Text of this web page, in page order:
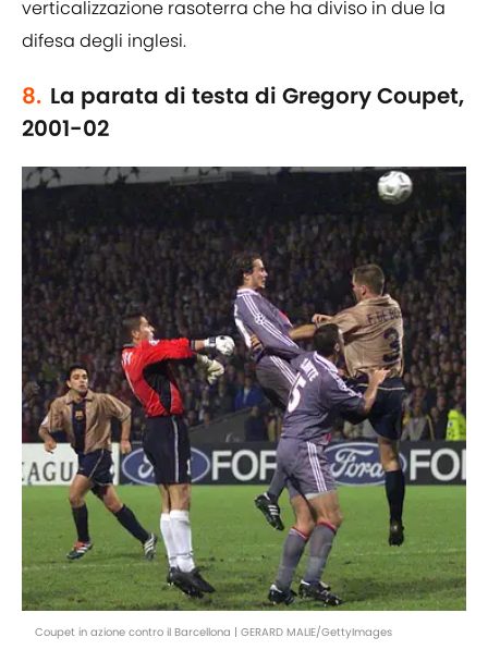
verticalizzazione rasoterra che ha diviso in due la
difesa degli inglesi.
8. La parata di testa di Gregory Coupet,
2001-02
Coupet in azione contro il Barcellona | GERARD MALIE/GettyImages